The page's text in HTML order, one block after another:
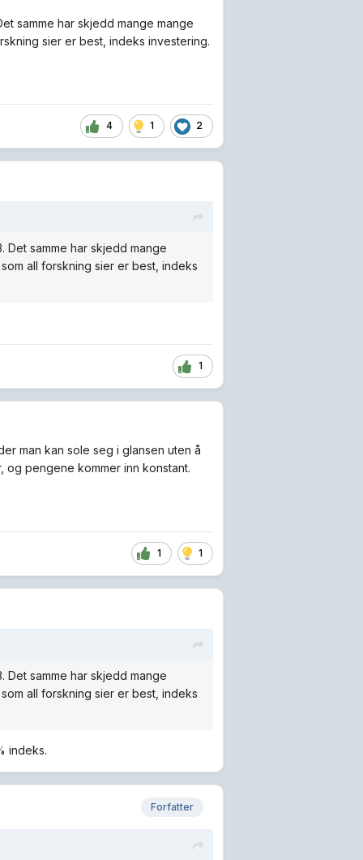
samme har skjedd mange mange
sier er best, indeks investering.
4 1 2
Det samme har skjedd mange
all forskning sier er best, indeks
1
man kan sole seg i glansen uten å
pengene kommer inn konstant.
1 1
Det samme har skjedd mange
all forskning sier er best, indeks
indeks.
Forfatter